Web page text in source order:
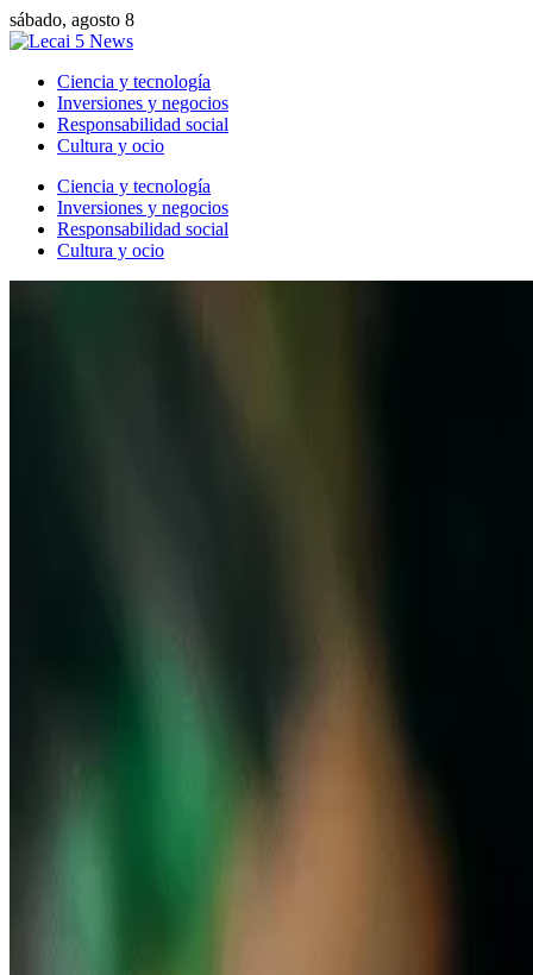
sábado, agosto 8
Ciencia y tecnología
Inversiones y negocios
Responsabilidad social
Cultura y ocio
Ciencia y tecnología
Inversiones y negocios
Responsabilidad social
Cultura y ocio